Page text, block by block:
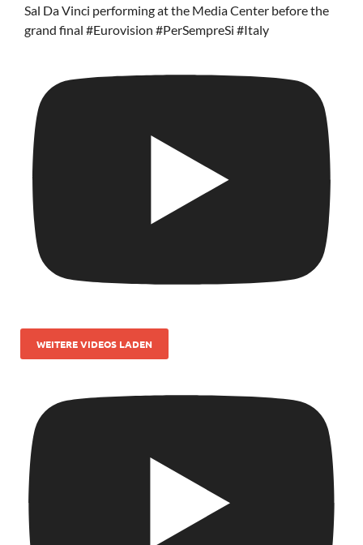
Sal Da Vinci performing at the Media Center before the
grand final #Eurovision #PerSempreSi #Italy
WEITERE VIDEOS LADEN